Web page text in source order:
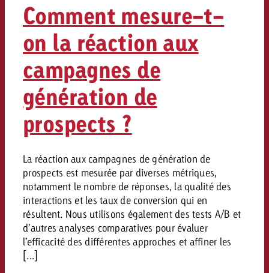
Comment mesure-t-
on la réaction aux
campagnes de
génération de
prospects ?
La réaction aux campagnes de génération de
prospects est mesurée par diverses métriques,
notamment le nombre de réponses, la qualité des
interactions et les taux de conversion qui en
résultent. Nous utilisons également des tests A/B et
d’autres analyses comparatives pour évaluer
l’efficacité des différentes approches et affiner les
[...]